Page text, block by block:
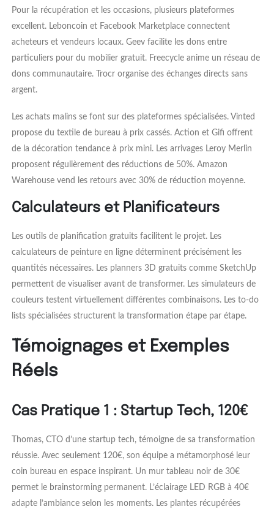
Pour la récupération et les occasions, plusieurs plateformes
excellent. Leboncoin et Facebook Marketplace connectent
acheteurs et vendeurs locaux. Geev facilite les dons entre
particuliers pour du mobilier gratuit. Freecycle anime un réseau de
dons communautaire. Trocr organise des échanges directs sans
argent.
Les achats malins se font sur des plateformes spécialisées. Vinted
propose du textile de bureau à prix cassés. Action et Gifi offrent
de la décoration tendance à prix mini. Les arrivages Leroy Merlin
proposent régulièrement des réductions de 50%. Amazon
Warehouse vend les retours avec 30% de réduction moyenne.
Calculateurs et Planificateurs
Les outils de planification gratuits facilitent le projet. Les
calculateurs de peinture en ligne déterminent précisément les
quantités nécessaires. Les planners 3D gratuits comme SketchUp
permettent de visualiser avant de transformer. Les simulateurs de
couleurs testent virtuellement différentes combinaisons. Les to-do
lists spécialisées structurent la transformation étape par étape.
Témoignages et Exemples
Réels
Cas Pratique 1 : Startup Tech, 120€
Thomas, CTO d’une startup tech, témoigne de sa transformation
réussie. Avec seulement 120€, son équipe a métamorphosé leur
coin bureau en espace inspirant. Un mur tableau noir de 30€
permet le brainstorming permanent. L’éclairage LED RGB à 40€
adapte l’ambiance selon les moments. Les plantes récupérées